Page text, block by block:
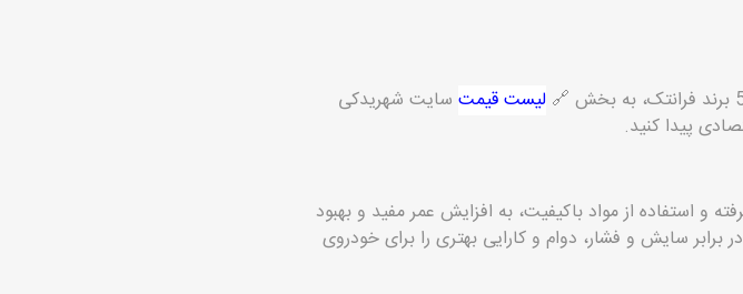
لیست قیمت سایت شهریدکی
پیدا کنید.
با تکنولوژی پیشرفته و استفاده از مواد باکیفیت، به افزایش عمر مفید و بهبود
سایش و فشار، دوام و کارایی بهتری را برای خودروی